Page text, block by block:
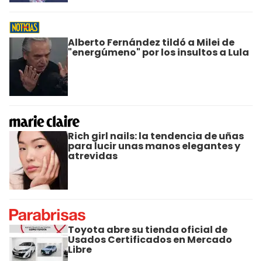
Alberto Fernández tildó a Milei de
"energúmeno" por los insultos a Lula
Rich girl nails: la tendencia de uñas
para lucir unas manos elegantes y
atrevidas
Toyota abre su tienda oficial de
Usados Certificados en Mercado
Libre